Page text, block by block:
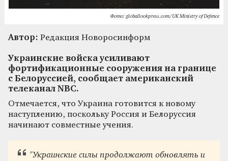
Фото: globallookpress.com/UK Ministry of Defence
Автор: Редакция Новоросинформ
Украинские войска усиливают
фортификационные сооружения на границе
с Белоруссией, сообщает американский
телеканал NBC.
Отмечается, что Украина готовится к новому
наступлению, поскольку Россия и Белоруссия
начинают совместные учения.
"Украинские силы продолжают обновлять и